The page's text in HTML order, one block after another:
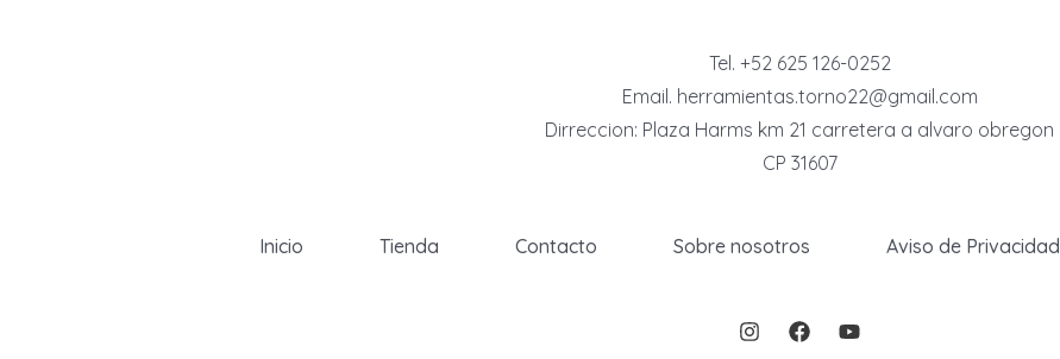
Tel. +52 625 126-0252
Email. herramientas.torno22@gmail.com
Dirreccion: Plaza Harms km 21 carretera a alvaro obregon
CP 31607
Inicio Tienda Contacto Sobre nosotros Aviso de Privacidad